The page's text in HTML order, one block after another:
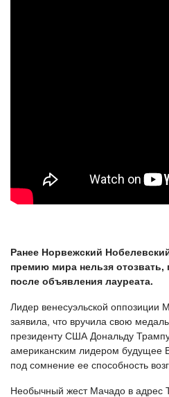
Ранее Норвежский
премию мира нельзя отозвать,
после объявления лауреата.
Лидер венесуэльской оппозиции
заявила, что вручила свою
президенту США Дональду
американским лидером будущее
под сомнение ее способность
Необычный жест Мачадо в адрес